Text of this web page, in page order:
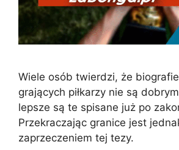
Wiele osób twierdzi, że
grających piłkarzy nie są
lepsze są te spisane już po
Przekraczając granice jest
zaprzeczeniem tej tezy.